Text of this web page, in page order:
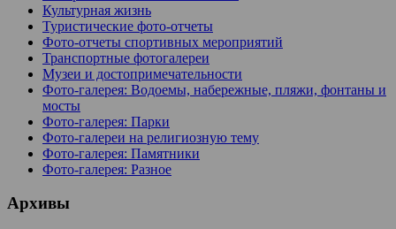
Культурная жизнь
Туристические фото-отчеты
Фото-отчеты спортивных мероприятий
Транспортные фотогалереи
Музеи и достопримечательности
Фото-галерея: Водоемы, набережные, пляжи, фонтаны и
мосты
Фото-галерея: Парки
Фото-галереи на религиозную тему
Фото-галерея: Памятники
Фото-галерея: Разное
Архивы